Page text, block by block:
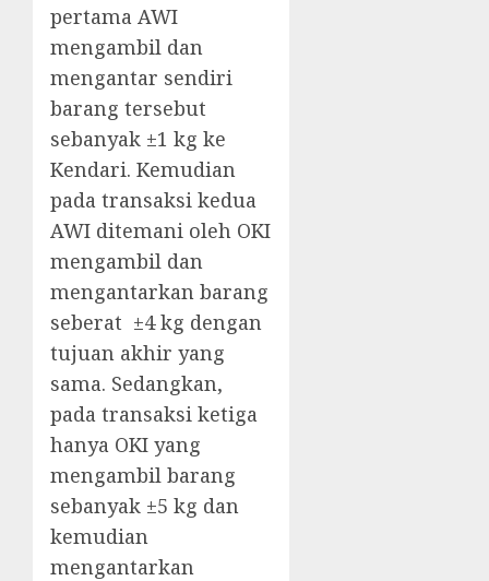
pertama AWI
mengambil dan
mengantar sendiri
barang tersebut
sebanyak ±1 kg ke
Kendari. Kemudian
pada transaksi kedua
AWI ditemani oleh OKI
mengambil dan
mengantarkan barang
seberat ±4 kg dengan
tujuan akhir yang
sama. Sedangkan,
pada transaksi ketiga
hanya OKI yang
mengambil barang
sebanyak ±5 kg dan
kemudian
mengantarkan